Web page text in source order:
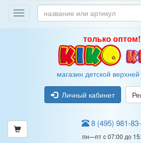
только оптом!
магазин детской
Личный кабинет
8 (495) 981-
пн—пт c 07:00 до